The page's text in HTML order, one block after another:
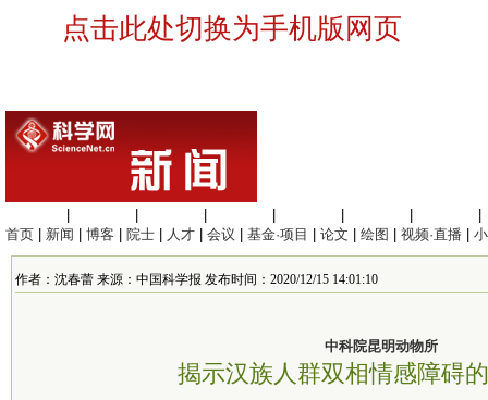
点击此处切换为手机版网页
首页
新闻 博客 院士 人才 会议 基金·项目 论文 绘图 视频·直播
作者：沈春蕾 来源：中国科学报 发布时间：2020/12/15 14:01:10
中科院昆明动物所
揭示汉族人群双相情感障碍